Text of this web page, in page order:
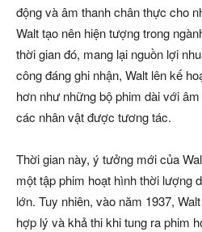
động và âm thanh chân thực cho
Walt tạo nên hiện tượng trong
thời gian đó, mang lại nguồn lợi
công đáng ghi nhận, Walt lên kế
hơn như những bộ phim dài với
các nhân vật được tương tác.
Thời gian này, ý tưởng mới của
một tập phim hoạt hình thời lượng
lớn. Tuy nhiên, vào năm 1937,
hợp lý và khả thi khi tung ra phim